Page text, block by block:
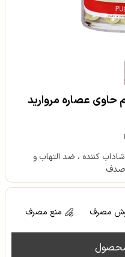
حاوی عصاره مروارید
کننده ، ضد التهاب و
صدف
مصرف منع مصرف